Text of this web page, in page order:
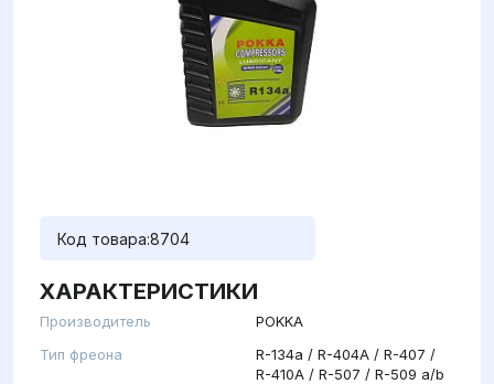
Код товара:8704
ХАРАКТЕРИСТИКИ
Производитель
POKKA
Тип фреона
R-134a / R-404A / R-407 /
R-410A / R-507 / R-509 а/b